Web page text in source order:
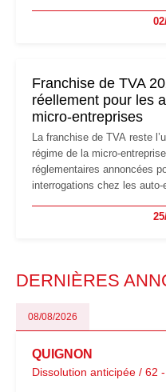
les auto-entrepreneurs
Franchise de TVA
réellement pour les
micro-entreprises
La franchise de TVA reste
régime de la micro-
réglementaires annoncées
interrogations chez les
facturation ou risque de
DERNIÈRES
08/08/2026
QUIGNON
Dissolution anticipée / 62